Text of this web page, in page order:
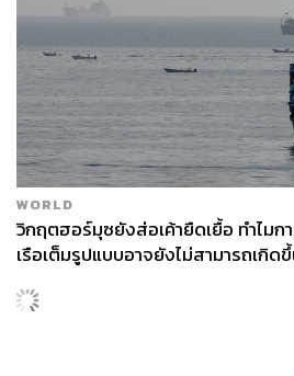
WORLD
วิกฤตฮอร์มุซยังส่อเค้ายืดเยื้อ ทำไมก
เรือเต็มรูปแบบอาจยังไม่สามารถเกิด